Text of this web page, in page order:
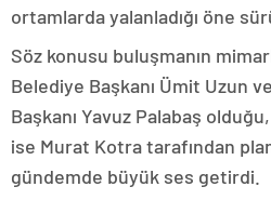
ortamlarda yalanladığı öne
Söz konusu buluşmanın
Belediye Başkanı Ümit Uzun
Başkanı Yavuz Palabaş
ise Murat Kotra tarafından
gündemde büyük ses getirdi.